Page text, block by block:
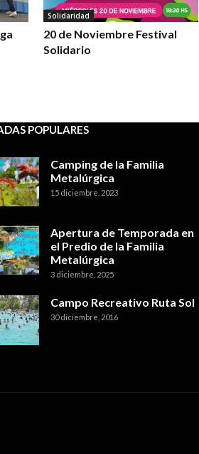
Solidaridad
20 de Noviembre Festival
Solidario
POPULARES
Camping de la Familia
Metalúrgica
15 diciembre, 2023
Apertura de Temporada en
el Predio de la Familia
Metalúrgica
3 diciembre, 2025
Campo Recreativo Ruta Sol
30 diciembre, 2016